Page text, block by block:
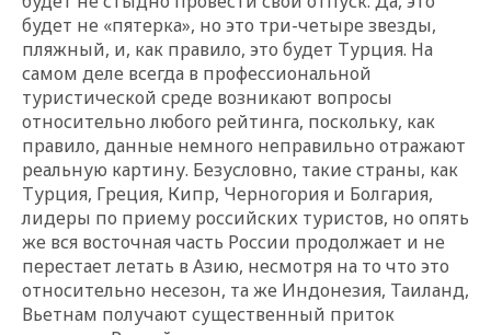
будет не «пятерка», но это три-четыре звезды,
пляжный, и, как правило, это будет Турция. На
самом деле всегда в профессиональной
туристической среде возникают вопросы
относительно любого рейтинга, поскольку, как
правило, данные немного неправильно отражают
реальную картину. Безусловно, такие страны, как
Турция, Греция, Кипр, Черногория и Болгария,
лидеры по приему российских туристов, но опять
же вся восточная часть России продолжает и не
перестает летать в Азию, несмотря на то что это
относительно несезон, та же Индонезия, Таиланд,
Вьетнам получают существенный приток